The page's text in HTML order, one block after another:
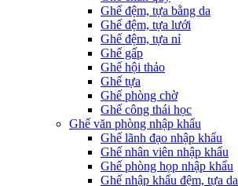
Ghế đệm, tựa bằng da
Ghế đệm, tựa lưới
Ghế đệm, tựa nỉ
Ghế gấp
Ghế hội thảo
Ghế tựa
Ghế phòng chờ
Ghế công thái học
Ghế văn phòng nhập khẩu
Ghế lãnh đạo nhập khẩu
Ghế nhân viên nhập khẩu
Ghế phòng họp nhập khẩu
Ghế nhập khẩu đệm, tựa da